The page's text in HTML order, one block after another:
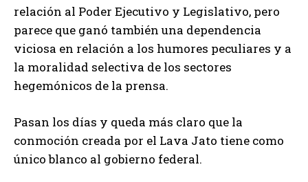
relación al Poder Ejecutivo y Legislativo, pero
parece que ganó también una dependencia
viciosa en relación a los humores peculiares y a
la moralidad selectiva de los sectores
hegemónicos de la prensa.
Pasan los días y queda más claro que la
conmoción creada por el Lava Jato tiene como
único blanco al gobierno federal.